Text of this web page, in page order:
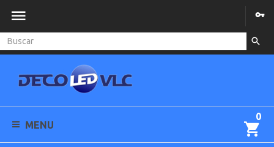
0
MENU